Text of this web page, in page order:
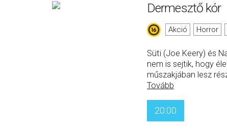
Dermesztő kór
Akció Horror
Süti (Joe Keery) és
nem is sejtik, hogy
műszakjában lesz
Tovább
20:00